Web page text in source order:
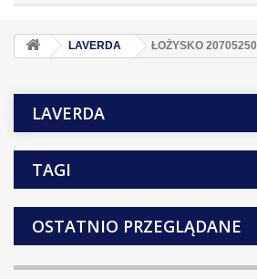
LAVERDA ŁOŻYSKO 20705250
LAVERDA
TAGI
OSTATNIO PRZEGLĄDANE